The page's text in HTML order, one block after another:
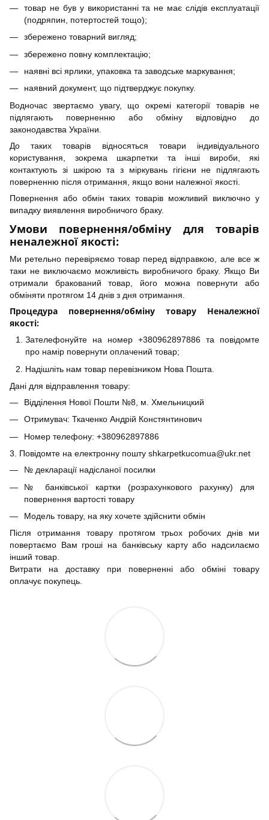
товар не був у використанні та не має слідів експлуатації
(подряпин, потертостей тощо);
збережено товарний вигляд;
збережено повну комплектацію;
наявні всі ярлики, упаковка та заводське маркування;
наявний документ, що підтверджує покупку.
Водночас звертаємо увагу, що окремі категорії товарів не
підлягають поверненню або обміну відповідно до
законодавства України.
До таких товарів відносяться товари індивідуального
користування, зокрема шкарпетки та інші вироби, які
контактують зі шкірою та з міркувань гігієни не підлягають
поверненню після отримання, якщо вони належної якості.
Повернення або обмін таких товарів можливий виключно у
випадку виявлення виробничого браку.
Умови повернення/обміну для товарів
неналежної якості:
Ми ретельно перевіряємо товар перед відправкою, але все ж
таки не виключаємо можливість виробничого браку. Якщо Ви
отримали бракований товар, його можна повернути або
обміняти протягом 14 днів з дня отримання.
Процедура повернення/обміну товару Неналежної
якості:
Зателефонуйте на номер +380962897886 та повідомте
про намір повернути оплачений товар;
Надішліть нам товар перевізником Нова Пошта.
Дані для відправлення товару:
Відділення Нової Пошти №8, м. Хмельницкий
Отримувач: Ткаченко Андрій Констянтинович
Номер телефону: +380962897886
3. Повідомте на електронну пошту shkarpetkucomua@ukr.net
№ декларації надісланої посилки
№ банківської картки (розрахункового рахунку) для
повернення вартості товару
Модель товару, на яку хочете здійснити обмін
Після отримання товару протягом трьох робочих днів ми
повертаємо Вам гроші на банківську карту або надсилаємо
інший товар.
Витрати на доставку при поверненні або обміні товару
оплачує покупець.